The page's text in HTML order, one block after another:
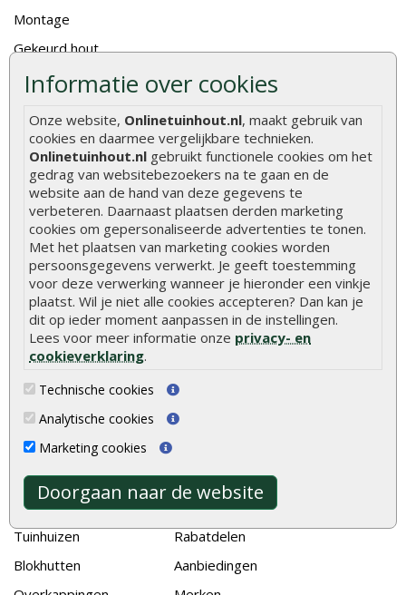
Informatie over cookies
Onze website, Onlinetuinhout.nl, maakt gebruik van
cookies en daarmee vergelijkbare technieken.
Onlinetuinhout.nl gebruikt functionele cookies om het
gedrag van websitebezoekers na te gaan en de
website aan de hand van deze gegevens te
verbeteren. Daarnaast plaatsen derden marketing
cookies om gepersonaliseerde advertenties te tonen.
Met het plaatsen van marketing cookies worden
persoonsgegevens verwerkt. Je geeft toestemming
voor deze verwerking wanneer je hieronder een vinkje
plaatst. Wil je niet alle cookies accepteren? Dan kan je
dit op ieder moment aanpassen in de instellingen.
Lees voor meer informatie onze privacy- en
cookieverklaring.
Technische cookies
Analytische cookies
Marketing cookies
Doorgaan naar de website
Montage
Gekeurd hout
De fundering van een vlonder leggen
Hoe zelf een vlonder leggen
Hoe betonpaal plaatsen
Hoe schutting plaatsen
De 9 beste tuinschermen van Onlinetuinhout.nl
Stijlvolle houtsoorten voor in de tuin
Duurzame tuin
Welke palen voor een schapenhek
Alle populaire categorieën
Tuinhout
Schutting
Vlonderplanken
Tuinpalen
Tuinhekken
Tuinhuizen
Blokhutten
Tuindeuren
Tuinschermen
Steigerplanken
Douglas hout
Rabatdelen
Aanbiedingen